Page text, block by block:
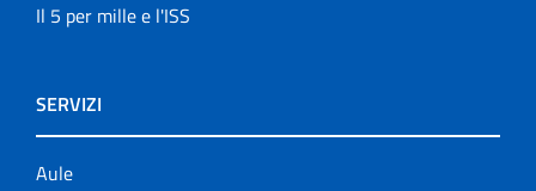
Il 5 per mille e l'ISS
SERVIZI
Aule